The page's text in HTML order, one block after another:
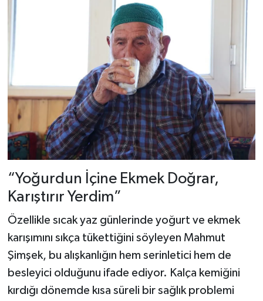
“Yoğurdun İçine Ekmek Doğrar,
Karıştırır Yerdim”
Özellikle sıcak yaz günlerinde yoğurt ve ekmek
karışımını sıkça tükettiğini söyleyen Mahmut
Şimşek, bu alışkanlığın hem serinletici hem de
besleyici olduğunu ifade ediyor. Kalça kemiğini
kırdığı dönemde kısa süreli bir sağlık problemi